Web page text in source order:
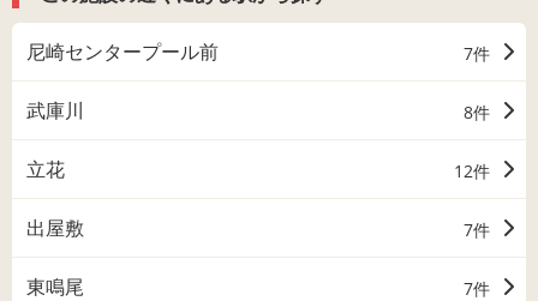
尼崎センタープール前 7件
武庫川 8件
立花 12件
出屋敷 7件
東鳴尾 7件